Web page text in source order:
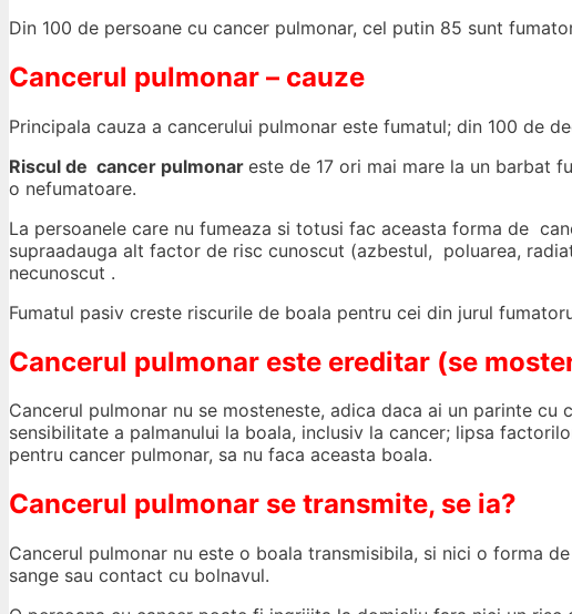
Din 100 de persoane cu cancer pulmonar, cel putin 85 sunt
Cancerul pulmonar – cauze
Principala cauza a cancerului pulmonar este fumatul; din 100 de
Riscul de cancer pulmonar este de 17 ori mai mare la un barbat
o nefumatoare.
La persoanele care nu fumeaza si totusi fac aceasta forma de
supraadauga alt factor de risc cunoscut (azbestul, poluarea,
necunoscut .
Fumatul pasiv creste riscurile de boala pentru cei din jurul
Cancerul pulmonar este ereditar (se
Cancerul pulmonar nu se mosteneste, adica daca ai un parinte
sensibilitate a palmanului la boala, inclusiv la cancer; lipsa
pentru cancer pulmonar, sa nu faca aceasta boala.
Cancerul pulmonar se transmite, se ia?
Cancerul pulmonar nu este o boala transmisibila, si nici o forma
sange sau contact cu bolnavul.